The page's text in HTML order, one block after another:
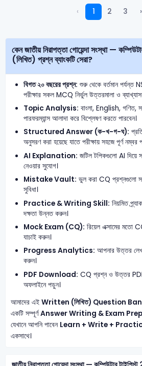
‹ 1 2 3 ›
কেন জাতীয় নিরাপত্তা গোয়েন্দা সংস্থা — কম্পিউটার টাইপিস্ট Written
(লিখিত) প্রশ্ন ব্যাংকটি সেরা?
বিগত ২০ বছরের প্রশ্ন: শুরু থেকে বর্তমান
পরীক্ষার সকল MCQ নির্ভুল উত্তরমালা ও
Topic Analysis: বাংলা, English, গণিত,
পারফরম্যান্স আলাদা করে বিশ্লেষণ করতে পারবেন।
Structured Answer (ক-খ-গ-ঘ):
অনুসরণ করা হয়েছে যাতে পরীক্ষায় সহজে পূর্ণ নম্বর
AI Explanation: জটিল টপিকগুলো AI দিয়ে
নেওয়ার সুযোগ।
Mistake Vault: ভুল করা CQ প্রশ্নগুলো
সুবিধা।
Practice & Writing Skill: নিয়মিত
দক্ষতা উন্নত করুন।
Mock Exam (CQ): রিয়েল এক্সামের মতো
যাচাই করুন।
Progress Analytics: আপনার উত্তর
করুন।
PDF Download: CQ প্রশ্ন ও উত্তর
অফলাইনে পড়ুন।
আমাদের এই Written (লিখিত) Question
একটি সম্পূর্ণAnswer Writing & Exam
যেখানে আপনি পাবেন Learn + Write +
একসাথে।